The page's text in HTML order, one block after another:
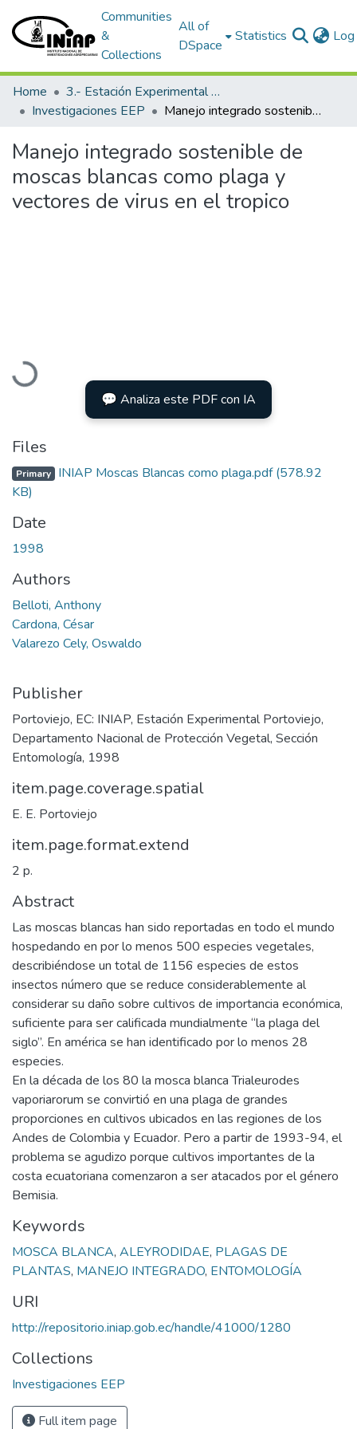
Communities
&
Collections
All of
DSpace
Statistics
Home
3.- Estación Experimental Portoviejo
Investigaciones EEP
Manejo integrado sostenible de moscas blancas como plaga y vectores de virus en el tropico
Manejo integrado sostenible de
moscas blancas como plaga y
vectores de virus en el tropico
Loading...
💬 Analiza este PDF con IA
Files
Primary INIAP Moscas Blancas como plaga.pdf(578.92
KB)
Date
1998
Authors
Belloti, Anthony
Cardona, César
Valarezo Cely, Oswaldo
Publisher
Portoviejo, EC: INIAP, Estación Experimental Portoviejo,
Departamento Nacional de Protección Vegetal, Sección
Entomología, 1998
item.page.coverage.spatial
E. E. Portoviejo
item.page.format.extend
2 p.
Abstract
Las moscas blancas han sido reportadas en todo el mundo
hospedando en por lo menos 500 especies vegetales,
describiéndose un total de 1156 especies de estos
insectos número que se reduce considerablemente al
considerar su daño sobre cultivos de importancia económica,
suficiente para ser calificada mundialmente “la plaga del
siglo”. En américa se han identificado por lo menos 28
especies.
En la década de los 80 la mosca blanca Trialeurodes
vaporiarorum se convirtió en una plaga de grandes
proporciones en cultivos ubicados en las regiones de los
Andes de Colombia y Ecuador. Pero a partir de 1993-94, el
problema se agudizo porque cultivos importantes de la
costa ecuatoriana comenzaron a ser atacados por el género
Bemisia.
Keywords
MOSCA BLANCA, ALEYRODIDAE, PLAGAS DE
PLANTAS, MANEJO INTEGRADO, ENTOMOLOGÍA
URI
http://repositorio.iniap.gob.ec/handle/41000/1280
Collections
Investigaciones EEP
Full item page